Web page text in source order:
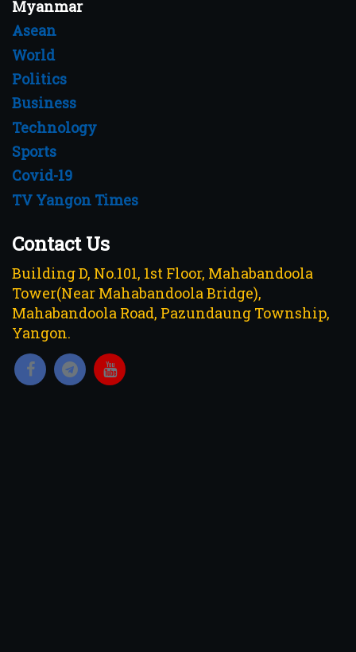
Myanmar
Asean
World
Politics
Business
Technology
Sports
Covid-19
TV Yangon Times
Contact Us
Building D, No.101, 1st Floor, Mahabandoola
Tower(Near Mahabandoola Bridge),
Mahabandoola Road, Pazundaung Township,
Yangon.